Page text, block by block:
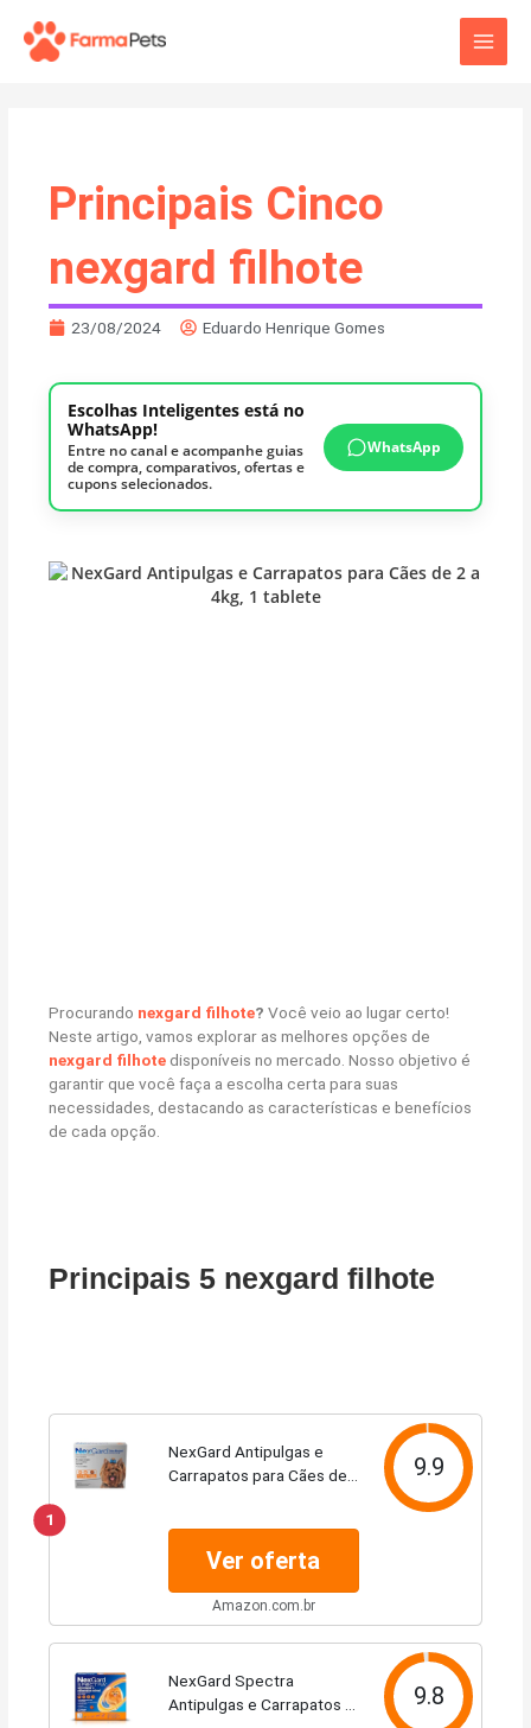
para
Main
Principais Cinco
nexgard filhote
23/08/2024 Eduardo Henrique Gomes
Escolhas Inteligentes está no
WhatsApp!
Entre no canal e acompanhe guias
de compra, comparativos, ofertas e
cupons selecionados.
WhatsApp
Procurando nexgard filhote? Você veio ao lugar certo!
Neste artigo, vamos explorar as melhores opções de
nexgard filhotedisponíveis no mercado. Nosso objetivo é
garantir que você faça a escolha certa para suas
necessidades, destacando as características e benefícios
de cada opção.
Principais 5 nexgard filhote
1
NexGard Antipulgas e
Carrapatos para Cães de 2
9.9
Ver oferta
Amazon.com.br
NexGard Spectra
Antipulgas e Carrapatos e
9.8